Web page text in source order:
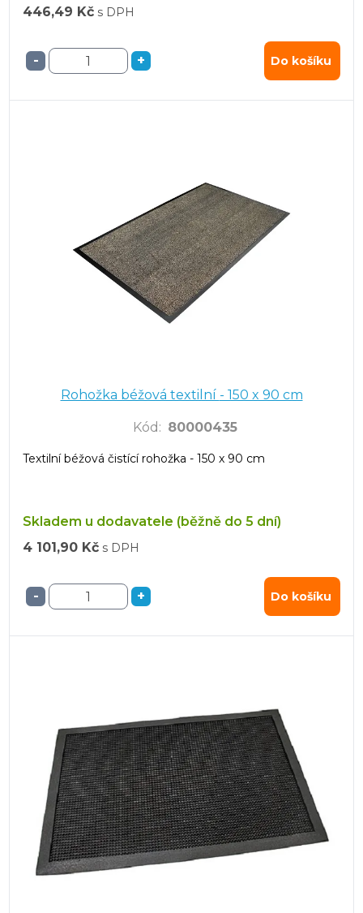
446,49 Kč s DPH
- + Do košíku
Rohožka béžová textilní - 150 x 90 cm
Kód : 80000435
Textilní béžová čistící rohožka - 150 x 90 cm
Skladem u dodavatele (běžně do 5 dní)
4 101,90 Kč s DPH
- + Do košíku